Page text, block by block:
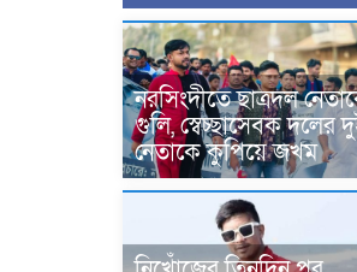
নরসিংদীতে ছাত্রদল
গুলি, স্বেচ্ছাসেবক দলের
নেতাকে কুপিয়ে জখম